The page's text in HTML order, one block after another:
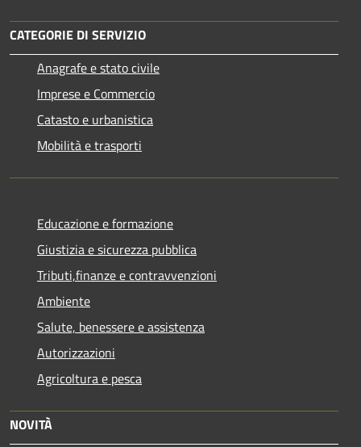
CATEGORIE DI SERVIZIO
Anagrafe e stato civile
Imprese e Commercio
Catasto e urbanistica
Mobilità e trasporti
Educazione e formazione
Giustizia e sicurezza pubblica
Tributi,finanze e contravvenzioni
Ambiente
Salute, benessere e assistenza
Autorizzazioni
Agricoltura e pesca
NOVITÀ